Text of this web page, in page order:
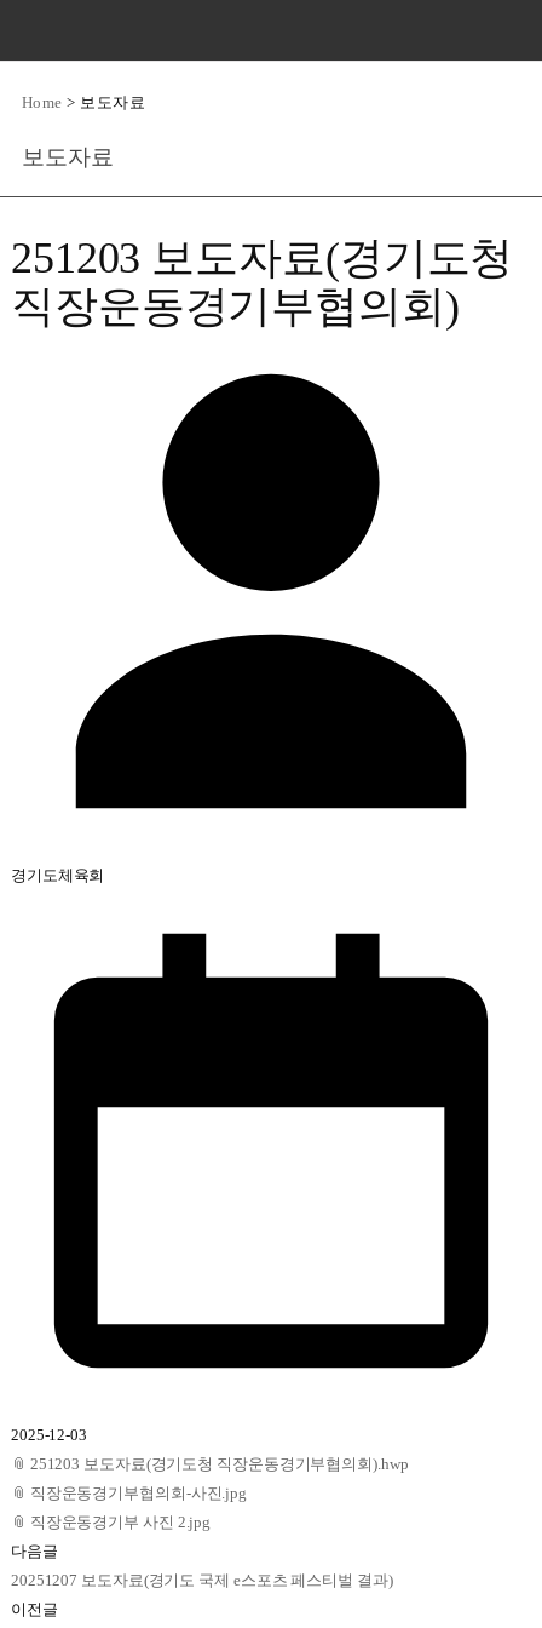
Home > 보도자료
보도자료
251203 보도자료(경기도청
직장운동경기부협의회)
경기도체육회
2025-12-03
📎 251203 보도자료(경기도청 직장운동경기부협의회).hwp
📎 직장운동경기부협의회-사진.jpg
📎 직장운동경기부 사진 2.jpg
다음글
20251207 보도자료(경기도 국제 e스포츠 페스티벌 결과)
이전글